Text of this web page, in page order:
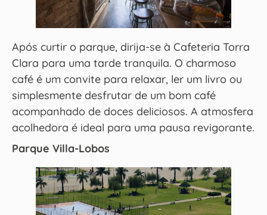
Após curtir o parque, dirija-se à Cafeteria Torra
Clara para uma tarde tranquila. O charmoso
café é um convite para relaxar, ler um livro ou
simplesmente desfrutar de um bom café
acompanhado de doces deliciosos. A atmosfera
acolhedora é ideal para uma pausa revigorante.
Parque Villa-Lobos